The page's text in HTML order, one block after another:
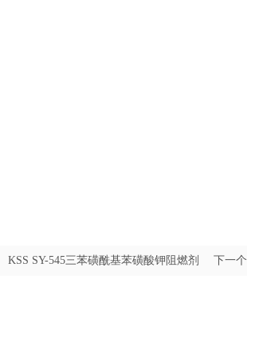
KSS SY-545三苯磺酰基苯磺酸钾阻燃剂 下一个